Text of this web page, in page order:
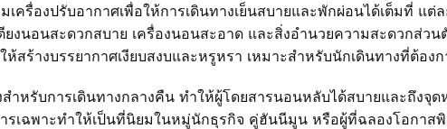
เครื่องปรับอากาศเพื่อให้การเดินทางเย็นสบายและพักผ่อนได้เต็มที่ แ
ยงนอนสะดวกสบาย เครื่องนอนสะอาด และสิ่งอำนวยความสะดวกส่ว
สร้างบรรยากาศเงียบสงบและหรูหรา เหมาะสำหรับนักเดินทางที่ต้อง
สำหรับการเดินทางกลางคืน ทำให้ผู้โดยสารนอนหลับได้สบายและถึงจุ
ารเฉพาะทำให้เป็นที่นิยมในหมู่นักธุรกิจ คู่ฮันนีมูน หรือผู้ที่ฉลองโอกาส